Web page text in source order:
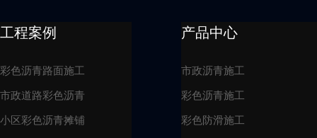
工程案例
彩色沥青路面施工
市政道路彩色沥青
小区彩色沥青摊铺
产品中心
市政沥青施工
彩色沥青施工
彩色防滑施工